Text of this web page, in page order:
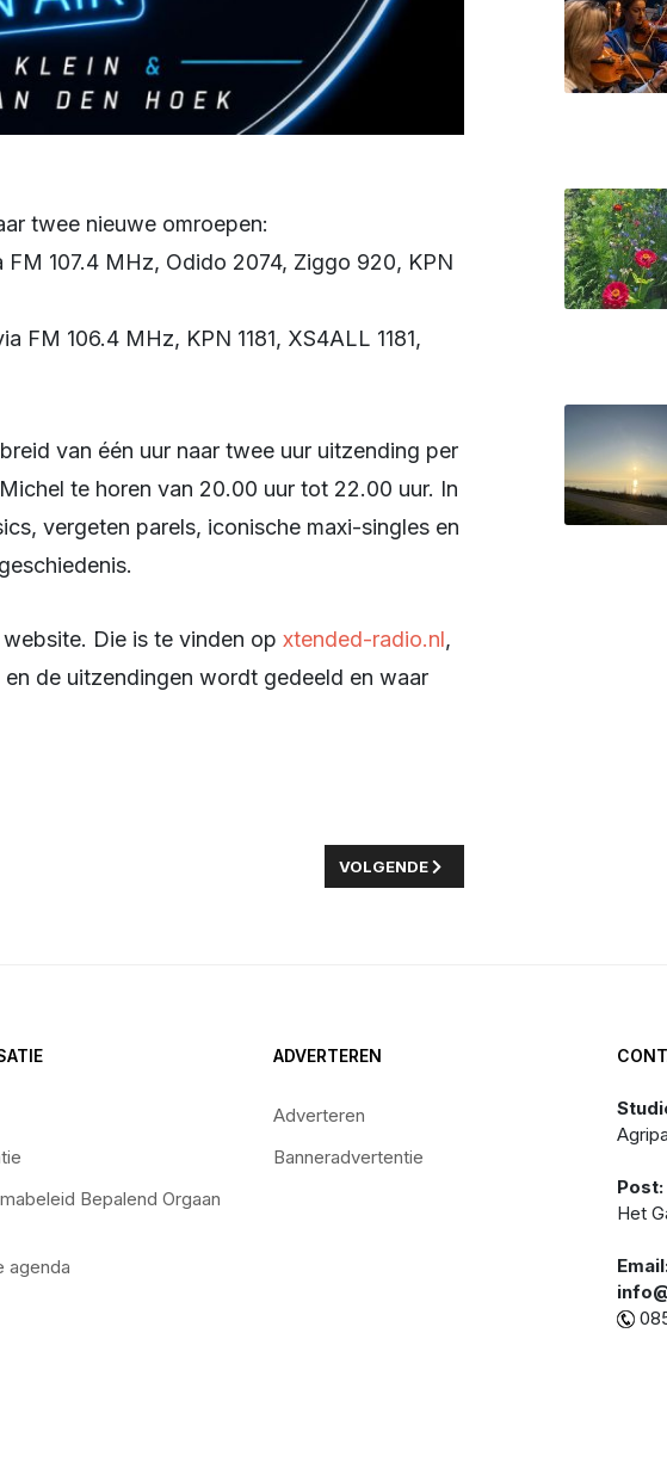
twee nieuwe omroepen:
107.4 MHz, Odido 2074, Ziggo 920, KPN
FM 106.4 MHz, KPN 1181, XS4ALL 1181,
te horen van 20.00 uur tot 22.00 uur. In
vergeten parels, iconische maxi-singles en
website. Die is te vinden op xtended-radio.nl,
de uitzendingen wordt gedeeld en waar
HOOGSPANNINGSSTATION LELYSTAD VAN STARTVOLGENDE ARTIKEL:
VOLGENDE
Bepalend Orgaan
agenda
ADVERTEREN
Adverteren
Banneradvertentie
Post:
Het